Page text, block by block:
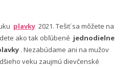
plavky 2021. Tešiť sa môžete na
ako tak obľúbené jednodielne
. Nezabúdame ani na mužov
veku zaujmú dievčenské